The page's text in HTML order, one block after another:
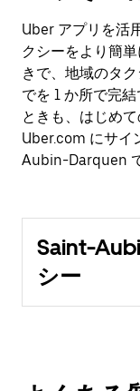
Uber アプリを活
クシーをより簡
きで、地域のタ
でを 1 か所で完
ときも、はじめ
Uber.com にサイ
Aubin-Darquen
Saint-
シー